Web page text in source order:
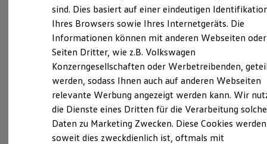
Hilfreiches für Besitzer
Fahrerassistenz- und Sicherheitssysteme
Kontrollleuchten
Kurzfahrprofile und Ölverdünnung
Batterieverordnung
XTL-Dieselkraftstoff
Ersatzteile und Betriebsflüssigkeiten
Original Zubehör und Lifestyle Produkte
myVolkswagen Business
Elektrisch & Autonom
Elektro - & Hybridfahrzeuge
gerne zur Verfügung. Erfahren Sie hier, wer wir sind,
wie Sie uns erreichen können und welche Leistungen
wir Ihnen bieten. Lernen Sie unser Team kennen und
lassen Sie sich von unserem Routenplaner den Weg
zu uns zeigen. Wir freuen uns auf Ihren Besuch.
Das sind unsere Leistungen
NeuwagenNutzfahrzeuge
sind. Dies basiert auf einer eindeutigen
Ihres Browsers sowie Ihres Internetgeräts. Die
Informationen können mit anderen Webseiten oder
Seiten Dritter, wie z.B. Volkswagen
Konzerngesellschaften oder Werbetreibenden,
werden, sodass Ihnen auch auf anderen Webseiten
relevante Werbung angezeigt werden kann. Wir
die Dienste eines Dritten für die Verarbeitung
Daten zu Marketing Zwecken. Diese Cookies
soweit dies zweckdienlich ist, oftmals mit